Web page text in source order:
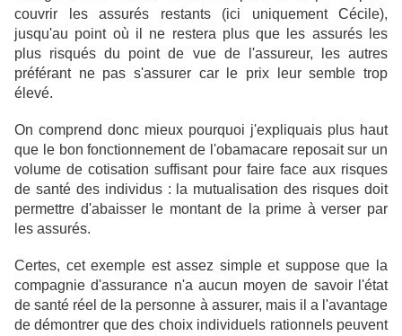
couvrir les assurés restants (ici uniquement Cécile),
jusqu'au point où il ne restera plus que les assurés les
plus risqués du point de vue de l'assureur, les autres
préférant ne pas s'assurer car le prix leur semble trop
élevé.
On comprend donc mieux pourquoi j'expliquais plus haut
que le bon fonctionnement de l'obamacare reposait sur un
volume de cotisation suffisant pour faire face aux risques
de santé des individus : la mutualisation des risques doit
permettre d'abaisser le montant de la prime à verser par
les assurés.
Certes, cet exemple est assez simple et suppose que la
compagnie d'assurance n'a aucun moyen de savoir l'état
de santé réel de la personne à assurer, mais il a l'avantage
de démontrer que des choix individuels rationnels peuvent